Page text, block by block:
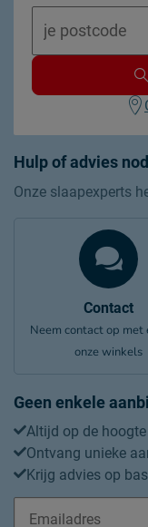
Hulp of advies
Onze slaapexperts
Contact
Neem contact op met
onze winkels
Geen enkele
Altijd op de
Ontvang unieke
Krijg advies op